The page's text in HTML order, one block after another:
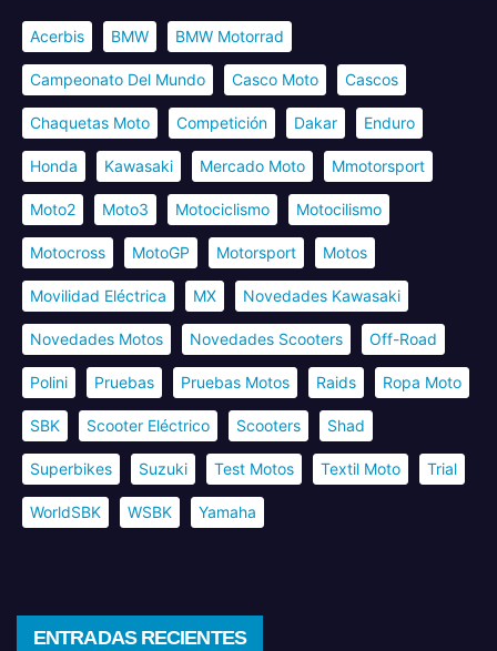
Acerbis BMW BMW Motorrad
Campeonato Del Mundo Casco Moto Cascos
Chaquetas Moto Competición Dakar Enduro
Honda Kawasaki Mercado Moto Mmotorsport
Moto2 Moto3 Motociclismo Motocilismo
Motocross MotoGP Motorsport Motos
Movilidad Eléctrica MX Novedades Kawasaki
Novedades Motos Novedades Scooters Off-Road
Polini Pruebas Pruebas Motos Raids Ropa Moto
SBK Scooter Eléctrico Scooters Shad
Superbikes Suzuki Test Motos Textil Moto Trial
WorldSBK WSBK Yamaha
ENTRADAS RECIENTES